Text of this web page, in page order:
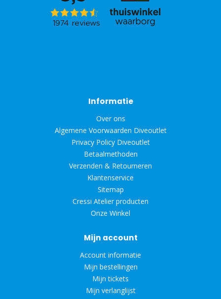
Informatie
Over ons
Algemene Voorwaarden Diveoutlet
Privacy Policy Diveoutlet
Betaalmethoden
Verzenden & Retourneren
Klantenservice
Sitemap
Cressi Atelier producten
Onze Winkel
Mijn account
Account informatie
Mijn bestellingen
Mijn tickets
Mijn verlanglijst